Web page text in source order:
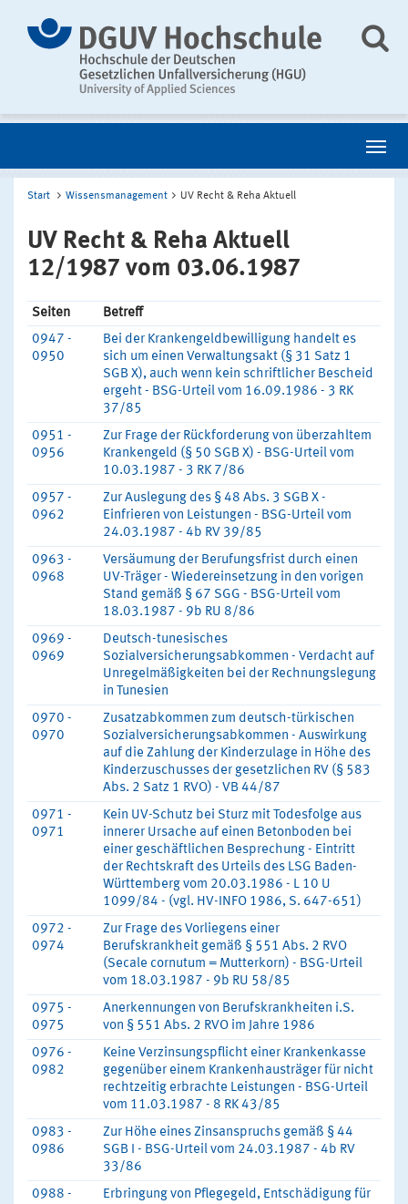
Start Wissensmanagement UV Recht & Reha Aktuell
UV Recht & Reha Aktuell
12/1987 vom 03.06.1987
Seiten
Betreff
0947 -
0950
Bei der Krankengeldbewilligung handelt es
sich um einen Verwaltungsakt (§ 31 Satz 1
SGB X), auch wenn kein schriftlicher Bescheid
ergeht - BSG-Urteil vom 16.09.1986 - 3 RK
37/85
0951 -
0956
Zur Frage der Rückforderung von überzahltem
Krankengeld (§ 50 SGB X) - BSG-Urteil vom
10.03.1987 - 3 RK 7/86
0957 -
0962
Zur Auslegung des § 48 Abs. 3 SGB X -
Einfrieren von Leistungen - BSG-Urteil vom
24.03.1987 - 4b RV 39/85
0963 -
0968
Versäumung der Berufungsfrist durch einen
UV-Träger - Wiedereinsetzung in den vorigen
Stand gemäß § 67 SGG - BSG-Urteil vom
18.03.1987 - 9b RU 8/86
0969 -
0969
Deutsch-tunesisches
Sozialversicherungsabkommen - Verdacht auf
Unregelmäßigkeiten bei der Rechnungslegung
in Tunesien
0970 -
0970
Zusatzabkommen zum deutsch-türkischen
Sozialversicherungsabkommen - Auswirkung
auf die Zahlung der Kinderzulage in Höhe des
Kinderzuschusses der gesetzlichen RV (§ 583
Abs. 2 Satz 1 RVO) - VB 44/87
0971 -
0971
Kein UV-Schutz bei Sturz mit Todesfolge aus
innerer Ursache auf einen Betonboden bei
einer geschäftlichen Besprechung - Eintritt
der Rechtskraft des Urteils des LSG Baden-
Württemberg vom 20.03.1986 - L 10 U
1099/84 - (vgl. HV-INFO 1986, S. 647-651)
0972 -
0974
Zur Frage des Vorliegens einer
Berufskrankheit gemäß § 551 Abs. 2 RVO
(Secale cornutum = Mutterkorn) - BSG-Urteil
vom 18.03.1987 - 9b RU 58/85
0975 -
0975
Anerkennungen von Berufskrankheiten i.S.
von § 551 Abs. 2 RVO im Jahre 1986
0976 -
0982
Keine Verzinsungspflicht einer Krankenkasse
gegenüber einem Krankenhausträger für nicht
rechtzeitig erbrachte Leistungen - BSG-Urteil
vom 11.03.1987 - 8 RK 43/85
0983 -
0986
Zur Höhe eines Zinsanspruchs gemäß § 44
SGB I - BSG-Urteil vom 24.03.1987 - 4b RV
33/86
0988 -
Erbringung von Pflegegeld, Entschädigung für